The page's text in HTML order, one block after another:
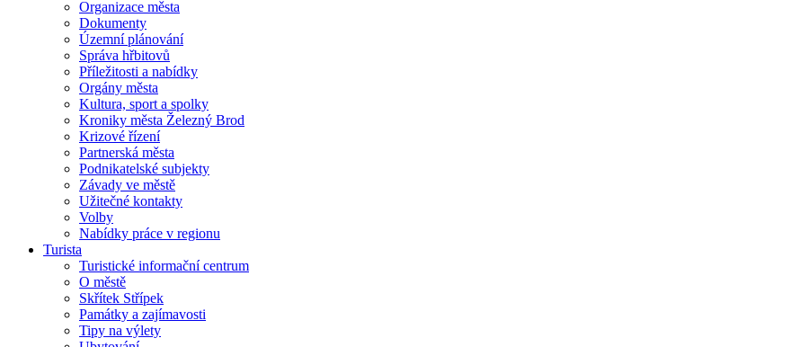
Organizace města
Dokumenty
Územní plánování
Správa hřbitovů
Příležitosti a nabídky
Orgány města
Kultura, sport a spolky
Kroniky města Železný Brod
Krizové řízení
Partnerská města
Podnikatelské subjekty
Závady ve městě
Užitečné kontakty
Volby
Nabídky práce v regionu
Turista
Turistické informační centrum
O městě
Skřítek Střípek
Památky a zajímavosti
Tipy na výlety